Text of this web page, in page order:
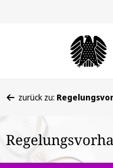
befinden
hier:
zurück zu: